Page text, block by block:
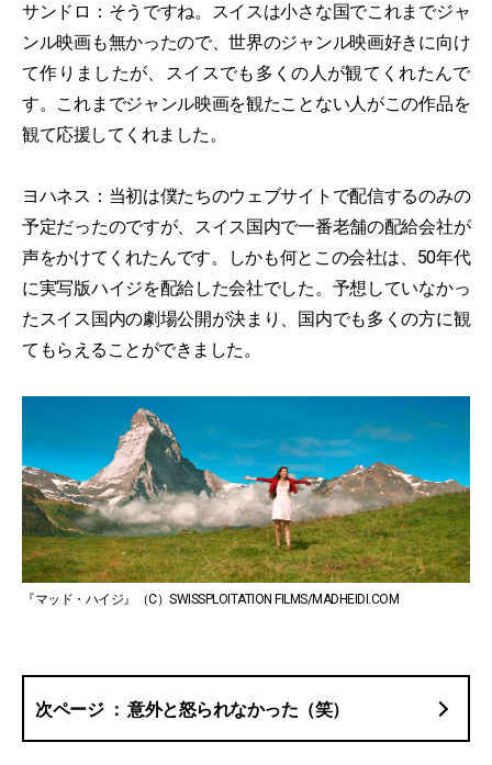
サンドロ：そうですね。スイスは小さな国でこれまでジャ
ンル映画も無かったので、世界のジャンル映画好きに向け
て作りましたが、スイスでも多くの人が観てくれたんで
す。これまでジャンル映画を観たことない人がこの作品を
観て応援してくれました。
ヨハネス：当初は僕たちのウェブサイトで配信するのみの
予定だったのですが、スイス国内で一番老舗の配給会社が
声をかけてくれたんです。しかも何とこの会社は、50年代
に実写版ハイジを配給した会社でした。予想していなかっ
たスイス国内の劇場公開が決まり、国内でも多くの方に観
てもらえることができました。
『マッド・ハイジ』（C）SWISSPLOITATION FILMS/MADHEIDI.COM
意外と怒られなかった（笑）